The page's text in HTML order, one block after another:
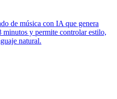
de música con IA que genera
minutos y permite controlar estilo,
natural.